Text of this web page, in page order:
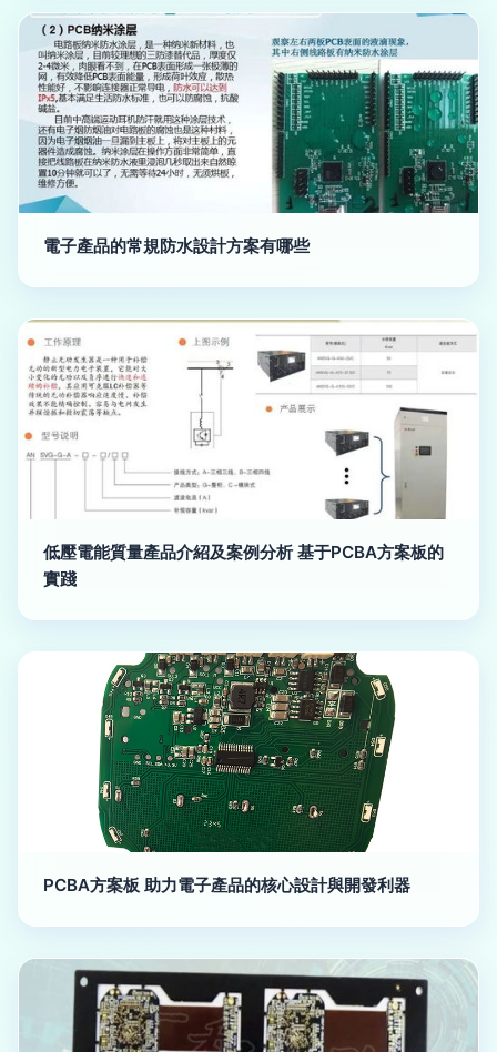
電子產品的常規防水設計方案有哪些
低壓電能質量產品介紹及案例分析 基于PCBA方案板的
實踐
PCBA方案板 助力電子產品的核心設計與開發利器